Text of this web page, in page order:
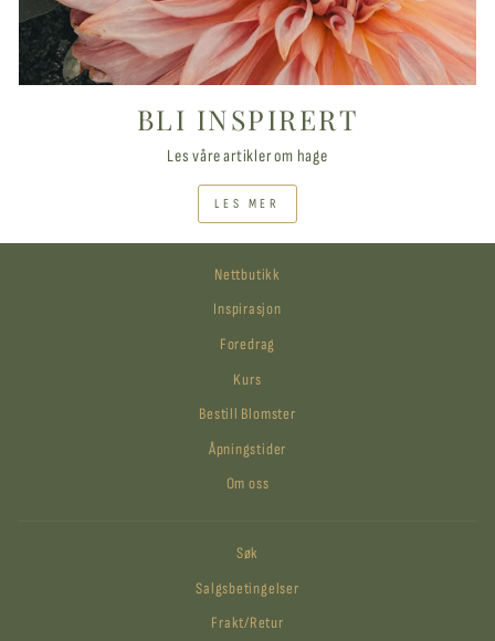
BLI INSPIRERT
Les våre artikler om hage
LES MER
Nettbutikk
Inspirasjon
Foredrag
Kurs
Bestill Blomster
Åpningstider
Om oss
Søk
Salgsbetingelser
Frakt/Retur